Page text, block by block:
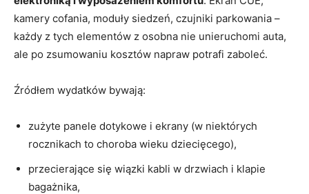
kamery cofania, moduły siedzeń, czujniki parkowania –
każdy z tych elementów z osobna nie unieruchomi auta,
ale po zsumowaniu kosztów napraw potrafi zaboleć.
Źródłem wydatków bywają:
zużyte panele dotykowe i ekrany (w niektórych
rocznikach to choroba wieku dziecięcego),
przecierające się wiązki kabli w drzwiach i klapie
bagażnika,